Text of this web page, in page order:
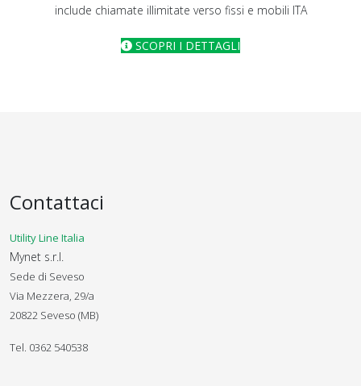
include chiamate illimitate verso fissi e mobili ITA
SCOPRI I DETTAGLI
Contattaci
Utility Line Italia
Mynet s.r.l.
Sede di Seveso
Via Mezzera, 29/a
20822 Seveso (MB)
Tel. 0362 540538